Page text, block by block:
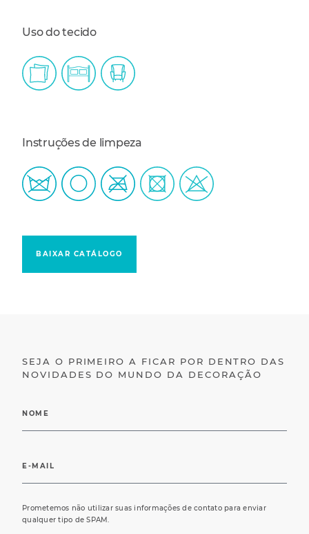
Uso do tecido
Instruções de limpeza
BAIXAR CATÁLOGO
SEJA O PRIMEIRO A FICAR POR DENTRO DAS
NOVIDADES DO MUNDO DA DECORAÇÃO
Prometemos não utilizar suas informações de contato para enviar
qualquer tipo de SPAM.